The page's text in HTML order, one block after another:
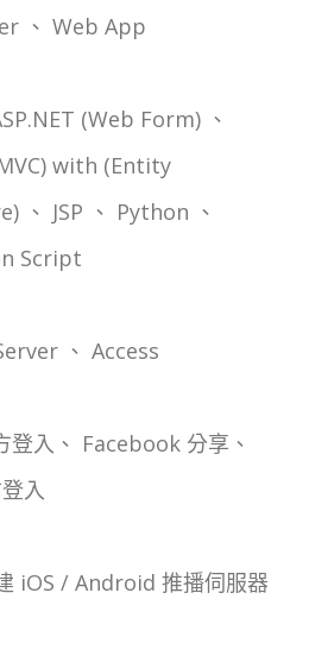
、 Web App
(Web Form) 、
with (Entity
、 JSP 、 Python 、
Script
、 Access
登入、 Facebook 分享、
入
iOS / Android 推播伺服器